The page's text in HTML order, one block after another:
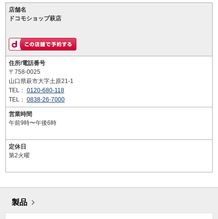
店舗名
ドコモショップ萩店
住所/電話番号
〒758-0025
山口県萩市大字土原21-1
TEL： 0120-680-118
TEL： 0838-26-7000
営業時間
午前9時〜午後6時
定休日
第2火曜
製品